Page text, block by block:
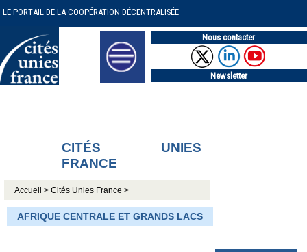
LE PORTAIL DE LA COOPÉRATION DÉCENTRALISÉE
Nous contacter
Newsletter
CITÉS UNIES
FRANCE
Accueil >Cités Unies France >
AFRIQUE CENTRALE ET GRANDS LACS